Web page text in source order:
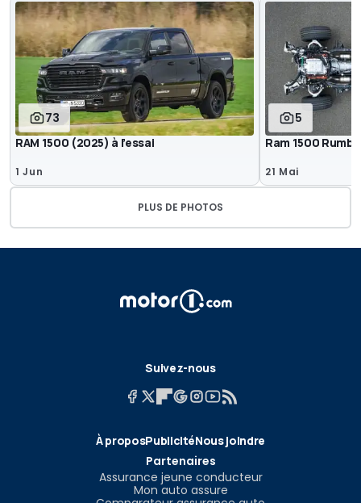
73
RAM 1500 (2025) à l’essai
1 Jun
5
Ram 1500
21 Mai
PLUS DE PHOTOS
Suivez-nous
À proposPublicitéNous joindre
Partenaires
Assurance jeune conducteur
Mon auto assure